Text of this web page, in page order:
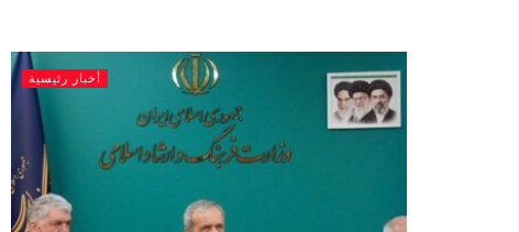
أخبار رئيسية